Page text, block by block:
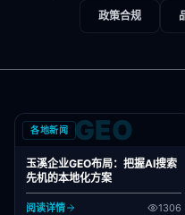
政策合规
各地新闻 GEO
玉溪企业GEO布局：把握AI搜索
先机的本地化方案
阅读详情 1306